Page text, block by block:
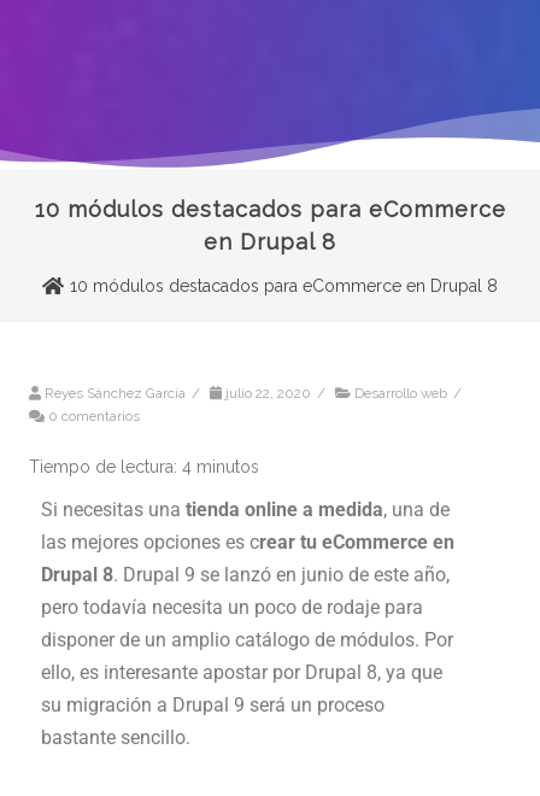
10 módulos destacados para eCommerce
en Drupal 8
10 módulos destacados para eCommerce en Drupal 8
Reyes Sánchez García / julio 22, 2020 / Desarrollo web /
0 comentarios
Tiempo de lectura: 4 minutos
Si necesitas una tienda online a medida, una de
las mejores opciones es crear tu eCommerce en
Drupal 8. Drupal 9 se lanzó en junio de este año,
pero todavía necesita un poco de rodaje para
disponer de un amplio catálogo de módulos. Por
ello, es interesante apostar por Drupal 8, ya que
su migración a Drupal 9 será un proceso
bastante sencillo.